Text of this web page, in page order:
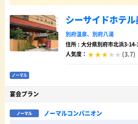
シーサイドホテ
別府温泉、 別府八湯
住所 : 大分県別府市北浜3-14-
人気度：
(3.7)
ノーマル
宴会プラン
ノーマル
ノーマルコンパニオン